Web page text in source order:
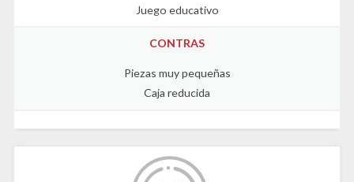
Juego educativo
CONTRAS
Piezas muy pequeñas
Caja reducida